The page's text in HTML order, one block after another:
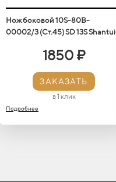
Нож боковой 10S-80B-
00002/3 (Ст.45) SD 13S Shantui
1850 ₽
ЗАКАЗАТЬ
в 1 клик
Подробнее